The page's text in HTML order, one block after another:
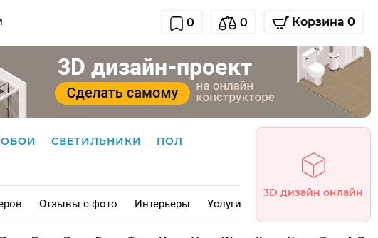
0 0 Корзина 0
ОБОИ СВЕТИЛЬНИКИ ПОЛ
Отзывы с фото Интерьеры Услуги
3D дизайн онлайн